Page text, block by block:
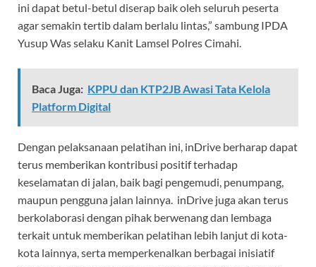
ini dapat betul-betul diserap baik oleh seluruh peserta
agar semakin tertib dalam berlalu lintas,” sambung IPDA
Yusup Was selaku Kanit Lamsel Polres Cimahi.
Baca Juga: KPPU dan KTP2JB Awasi Tata Kelola
Platform Digital
Dengan pelaksanaan pelatihan ini, inDrive berharap dapat
terus memberikan kontribusi positif terhadap
keselamatan di jalan, baik bagi pengemudi, penumpang,
maupun pengguna jalan lainnya. inDrive juga akan terus
berkolaborasi dengan pihak berwenang dan lembaga
terkait untuk memberikan pelatihan lebih lanjut di kota-
kota lainnya, serta memperkenalkan berbagai inisiatif